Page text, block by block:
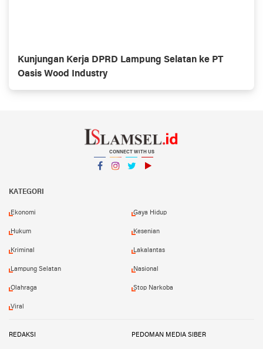
Kunjungan Kerja DPRD Lampung Selatan ke PT
Oasis Wood Industry
CONNECT WITH US
KATEGORI
Ekonomi Gaya Hidup
Hukum Kesenian
Kriminal Lakalantas
Lampung Selatan Nasional
Olahraga Stop Narkoba
Viral
REDAKSI PEDOMAN MEDIA SIBER